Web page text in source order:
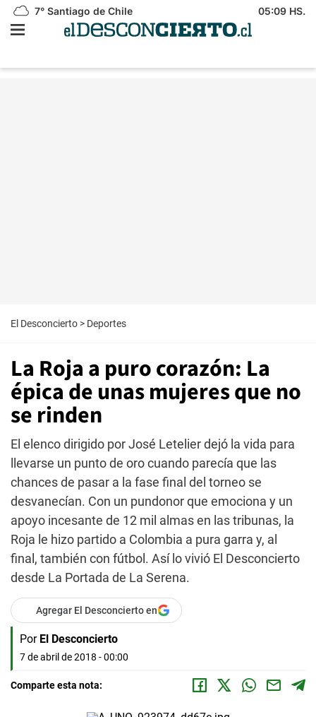
7° Santiago de Chile 05:09 HS.
El Desconcierto > Deportes
La Roja a puro corazón: La
épica de unas mujeres que no
se rinden
El elenco dirigido por José Letelier dejó la vida para
llevarse un punto de oro cuando parecía que las
chances de pasar a la fase final del torneo se
desvanecían. Con un pundonor que emociona y un
apoyo incesante de 12 mil almas en las tribunas, la
Roja le hizo partido a Colombia a pura garra y, al
final, también con fútbol. Así lo vivió El Desconcierto
desde La Portada de La Serena.
Agregar El Desconcierto en
Por El Desconcierto
7 de abril de 2018 - 00:00
Comparte esta nota: